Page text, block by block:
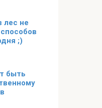
лес не
;)
быть